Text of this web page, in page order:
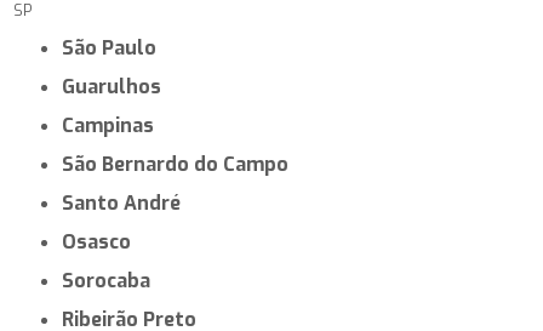
SP
São Paulo
Guarulhos
Campinas
São Bernardo do Campo
Santo André
Osasco
Sorocaba
Ribeirão Preto